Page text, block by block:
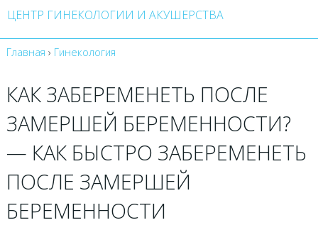
ЦЕНТР ГИНЕКОЛОГИИ И АКУШЕРСТВА
Главная › Гинекология
КАК ЗАБЕРЕМЕНЕТЬ ПОСЛЕ
ЗАМЕРШЕЙ БЕРЕМЕННОСТИ?
— КАК БЫСТРО ЗАБЕРЕМЕНЕТЬ
ПОСЛЕ ЗАМЕРШЕЙ
БЕРЕМЕННОСТИ